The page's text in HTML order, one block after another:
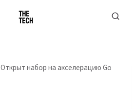
Открыт набор на акселерацию Go